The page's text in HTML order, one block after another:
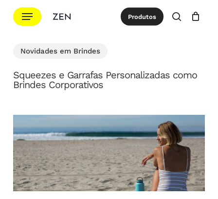
para
conteúdo
Menu Produtos
procurar
Cotação Close
Novidades em Brindes
Squeezes e Garrafas Personalizadas como
Brindes Corporativos